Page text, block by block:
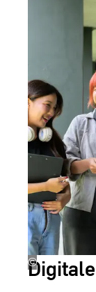
©
Parichat/